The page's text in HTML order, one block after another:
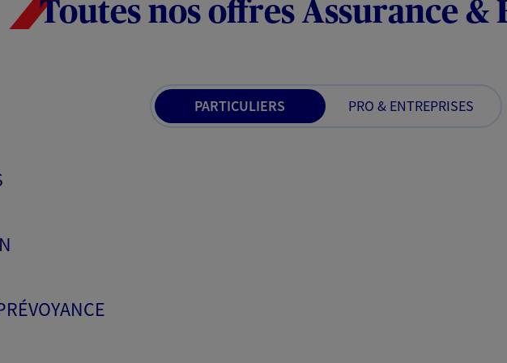
Toutes nos offres Assurance &
PARTICULIERS PRO & ENTREPRISES